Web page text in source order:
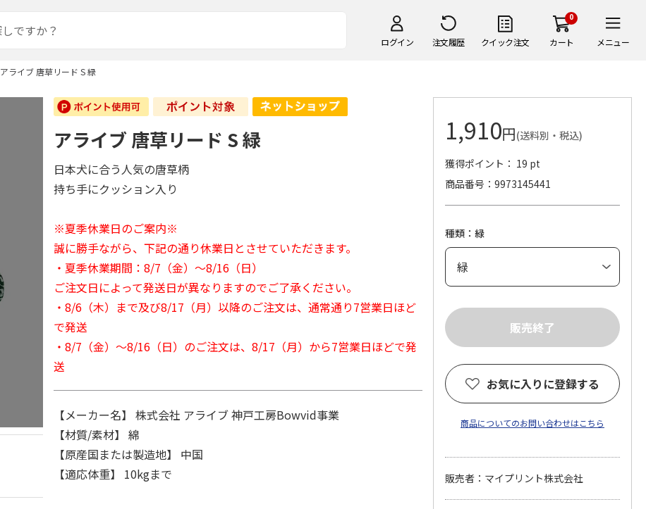
ログイン 注文履歴 クイック注文
0
カート メニュー
アライブ 唐草リード S 緑
アライブ 唐草リード S 緑
日本犬に合う人気の唐草柄
持ち手にクッション入り
※夏季休業日のご案内※
誠に勝手ながら、下記の通り休業日とさせていただきます。
・夏季休業期間：8/7（金）～8/16（日）
ご注文日によって発送日が異なりますのでご了承ください。
・8/6（木）まで及び8/17（月）以降のご注文は、通常通り7営業日ほど
で発送
・8/7（金）～8/16（日）のご注文は、8/17（月）から7営業日ほどで発
送
【メーカー名】 株式会社 アライブ 神戸工房Bowvid事業
【材質/素材】 綿
【原産国または製造地】 中国
【適応体重】 10kgまで
1,910円(送料別・税込)
獲得ポイント： 19 pt
商品番号
9973145441
種類：緑
お気に入りに登録する
商品についてのお問い合わせはこちら
販売者：マイプリント株式会社